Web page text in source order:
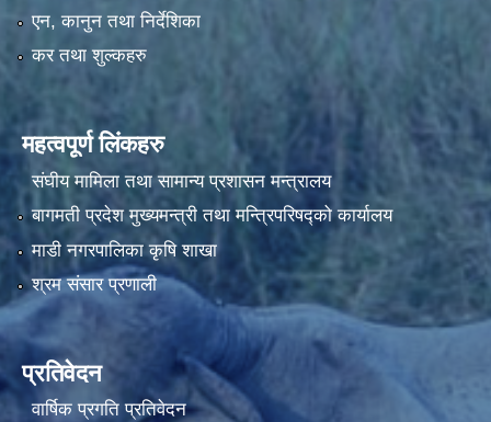
एन, कानुन तथा निर्देशिका
कर तथा शुल्कहरु
महत्वपूर्ण लिंकहरु
संघीय मामिला तथा सामान्य प्रशासन मन्त्रालय
बागमती प्रदेश मुख्यमन्त्री तथा मन्त्रिपरिषद्को कार्यालय
माडी नगरपालिका कृषि शाखा
श्रम संसार प्रणाली
प्रतिवेदन
वार्षिक प्रगति प्रतिवेदन